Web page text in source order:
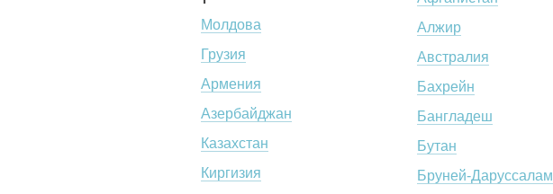
Молдова
Грузия
Армения
Азербайджан
Казахстан
Киргизия
Алжир
Австралия
Бахрейн
Бангладеш
Бутан
Бруней-Даруссалам